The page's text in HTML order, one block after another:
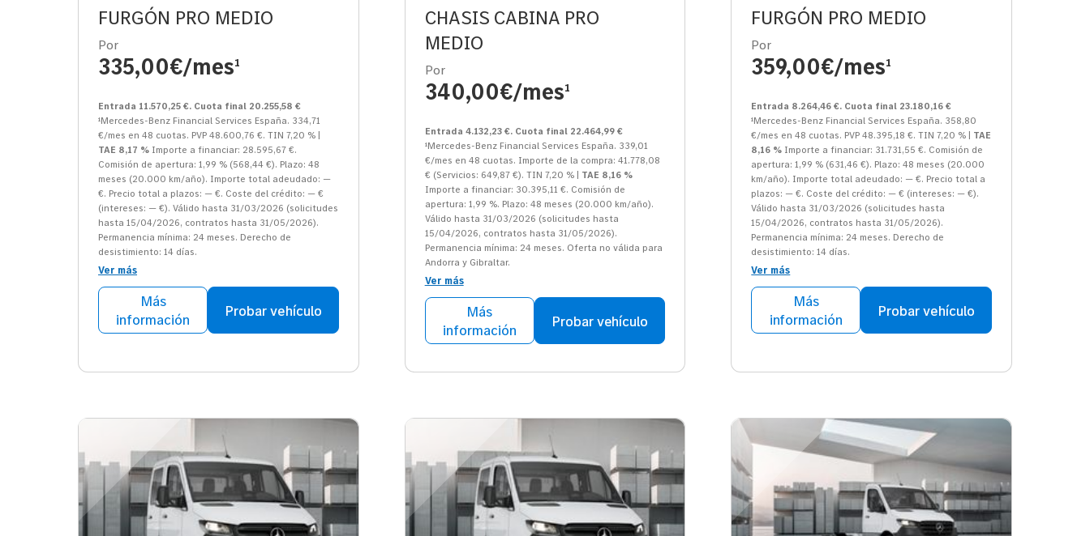
FURGÓN PRO MEDIO
Por
335,00€/mes1
Entrada 11.570,25 €. Cuota final 20.255,58 €
¹Mercedes-Benz Financial Services España. 334,71
€/mes en 48 cuotas. PVP 48.600,76 €. TIN 7,20 % |
TAE 8,17 % Importe a financiar: 28.595,67 €.
Comisión de apertura: 1,99 % (568,44 €). Plazo: 48
meses (20.000 km/año). Importe total adeudado: —
€. Precio total a plazos: — €. Coste del crédito: — €
(intereses: — €). Válido hasta 31/03/2026 (solicitudes
hasta 15/04/2026, contratos hasta 31/05/2026).
Permanencia mínima: 24 meses. Derecho de
desistimiento: 14 días.
Ver más
Más
información
Probar vehículo
CHASIS CABINA PRO
MEDIO
Por
340,00€/mes1
Entrada 4.132,23 €. Cuota final 22.464,99 €
¹Mercedes-Benz Financial Services España. 339,01
€/mes en 48 cuotas. Importe de la compra: 41.778,08
€ (Servicios: 649,87 €). TIN 7,20 % | TAE 8,16 %
Importe a financiar: 30.395,11 €. Comisión de
apertura: 1,99 %. Plazo: 48 meses (20.000 km/año).
Válido hasta 31/03/2026 (solicitudes hasta
15/04/2026, contratos hasta 31/05/2026).
Permanencia mínima: 24 meses. Oferta no válida para
Andorra y Gibraltar.
Ver más
Más
información
Probar vehículo
FURGÓN PRO MEDIO
Por
359,00€/mes1
Entrada 8.264,46 €. Cuota final 23.180,16 €
¹Mercedes-Benz Financial Services España. 358,80
€/mes en 48 cuotas. PVP 48.395,18 €. TIN 7,20 % | TAE
8,16 % Importe a financiar: 31.731,55 €. Comisión de
apertura: 1,99 % (631,46 €). Plazo: 48 meses (20.000
km/año). Importe total adeudado: — €. Precio total a
plazos: — €. Coste del crédito: — € (intereses: — €).
Válido hasta 31/03/2026 (solicitudes hasta
15/04/2026, contratos hasta 31/05/2026).
Permanencia mínima: 24 meses. Derecho de
desistimiento: 14 días.
Ver más
Más
información
Probar vehículo